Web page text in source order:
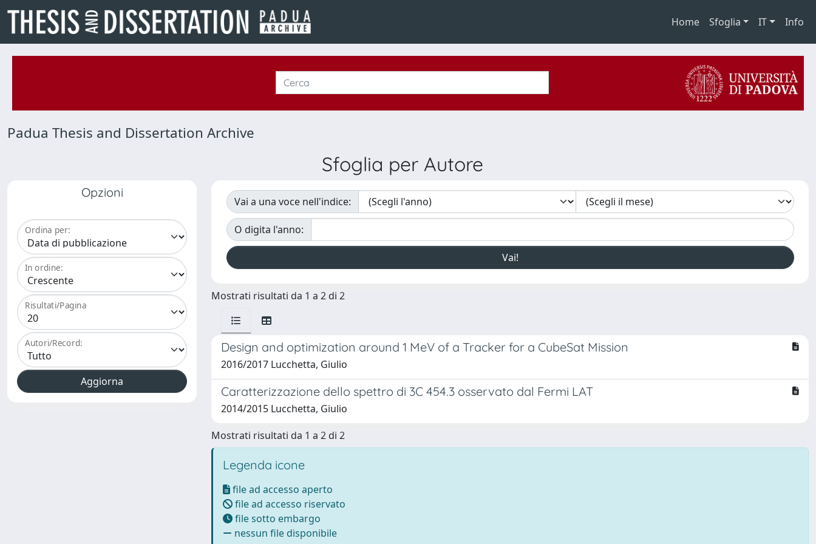
Home Sfoglia IT Info
Padua Thesis and Dissertation Archive
Sfoglia per Autore
Opzioni
Ordina per:
In ordine:
Risultati/Pagina
Autori/Record:
Vai a una voce nell'indice:
O digita l'anno:
Mostrati risultati da 1 a 2 di 2
Design and optimization around 1 MeV of a Tracker for a CubeSat Mission
2016/2017 Lucchetta, Giulio
Caratterizzazione dello spettro di 3C 454.3 osservato dal Fermi LAT
2014/2015 Lucchetta, Giulio
Mostrati risultati da 1 a 2 di 2
Legenda icone
file ad accesso aperto
file ad accesso riservato
file sotto embargo
nessun file disponibile